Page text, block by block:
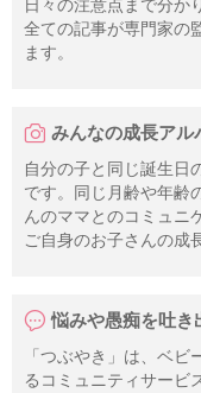
日々の注意点まで分か
全ての記事が専門家の
ます。
みんなの成長アル
自分の子と同じ誕生日
です。同じ月齢や年齢
んのママとのコミュニ
ご自身のお子さんの成
悩みや愚痴を吐き
「つぶやき」は、ベ
るコミュニティサービ